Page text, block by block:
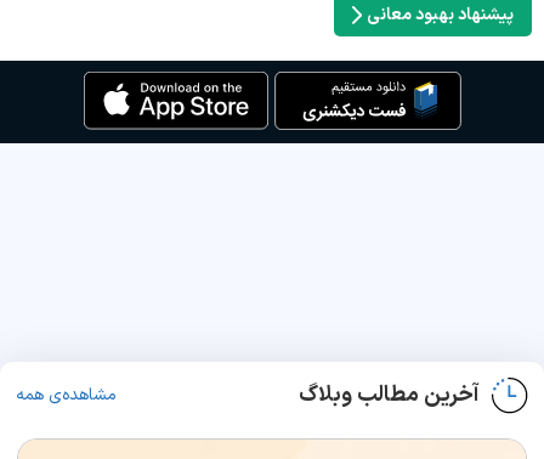
پیشنهاد بهبود معانی
آخرین مطالب وبلاگ مشاهده‌ی همه